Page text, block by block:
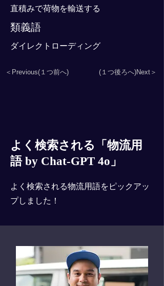
直積みで荷物を輸送する
類義語
ダイレクトローディング
＜Previous(１つ前へ) (１つ後ろへ)Next＞
よく検索される「物流用
語 by Chat-GPT 4o」
よく検索される物流用語をピックアッ
プしました！